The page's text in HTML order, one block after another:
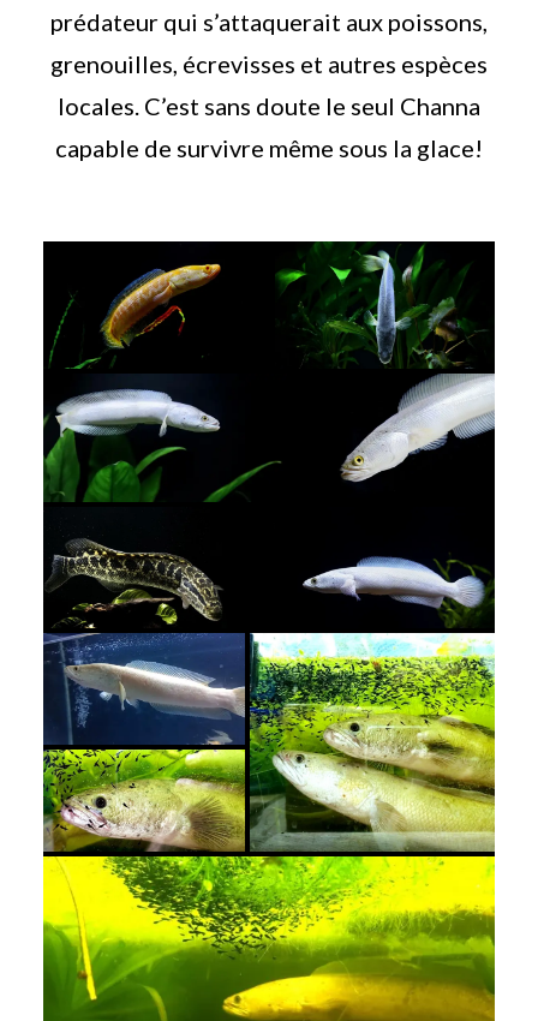
prédateur qui s’attaquerait aux poissons,
grenouilles, écrevisses et autres espèces
locales. C’est sans doute le seul Channa
capable de survivre même sous la glace!